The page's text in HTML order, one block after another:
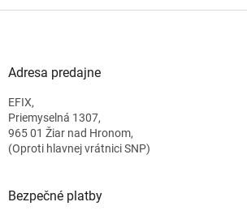
Adresa predajne
EFIX,
Priemyselná 1307,
965 01 Žiar nad Hronom,
(Oproti hlavnej vrátnici SNP)
Bezpečné platby